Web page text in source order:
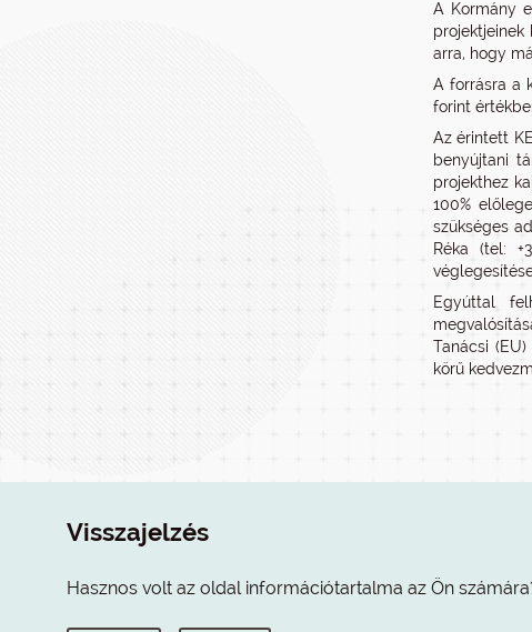
A Kormány
arra, hogy
A forrásra a
forint
Az érintett
benyújtani
projekthez
100%
szükséges
Réka (tel:
Egyúttal
Tanácsi
körű
Visszajelzés
Hasznos volt az oldal információtartalma az Ön